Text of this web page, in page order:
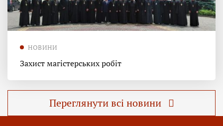
НОВИНИ
Захист магістерських робіт
Переглянути всі новини